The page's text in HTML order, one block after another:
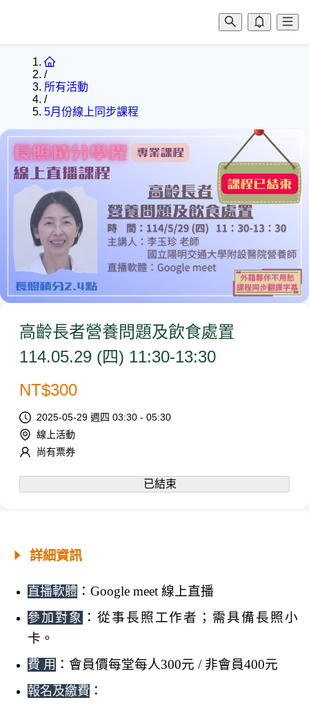
/
所有活動
/
5月份線上同步課程
詳細資訊
直播軟體 ：Google meet 線上直播
參加對象 ：從事長照工作者；需具備長照小
卡 。
費 用 ：會員價每堂每人300元 / 非會員400元
報名及繳費 ：
高齡長者營養問題及飲食處置
114.05.29 (四) 11:30-13:30
NT$300
2025-05-29 週四 03:30 - 05:30
線上活動
尚有票券
已結束